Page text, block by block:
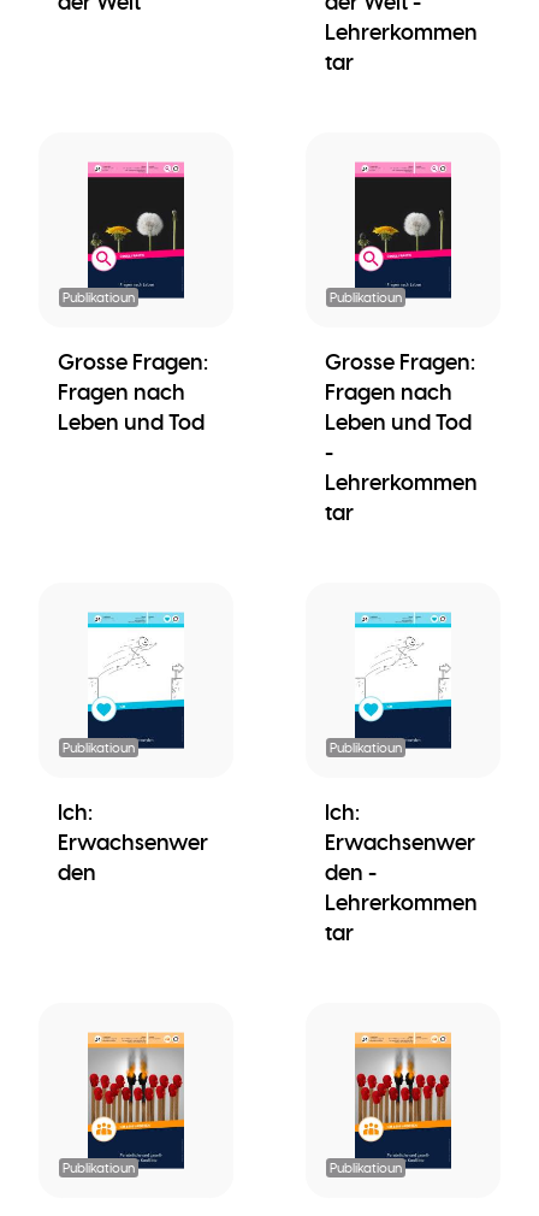
Lehrerkommen
tar
Publikatioun
Grosse Fragen:
Fragen nach
Leben und Tod
Publikatioun
Grosse Fragen:
Fragen nach
Leben und Tod
-
Lehrerkommen
tar
Publikatioun
Ich:
Erwachsenwer
den
Publikatioun
Ich:
Erwachsenwer
den -
Lehrerkommen
tar
Publikatioun Publikatioun